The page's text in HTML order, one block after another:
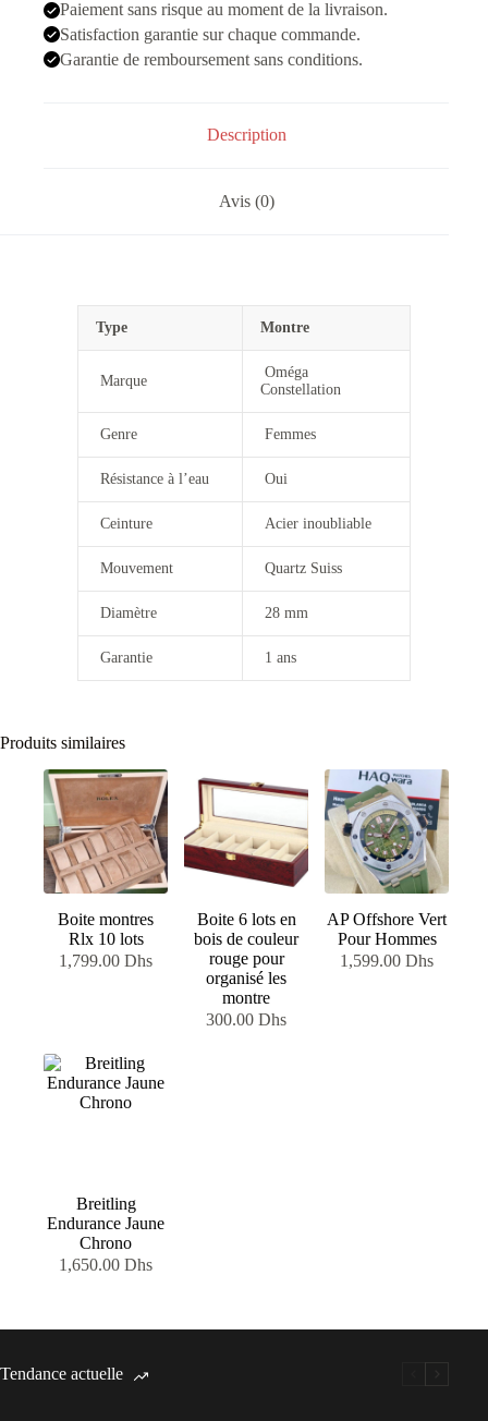
Paiement sans risque au moment de la livraison.
Satisfaction garantie sur chaque commande.
Garantie de remboursement sans conditions.
Description
Avis (0)
Type Montre
Marque
Oméga
Constellation
Genre Femmes
Résistance à l’eau Oui
Ceinture Acier inoubliable
Mouvement Quartz Suiss
Diamètre 28 mm
Garantie 1 ans
Produits similaires
Boite montres
Rlx 10 lots
1,799.00Dhs
Boite 6 lots en
bois de couleur
rouge pour
organisé les
montre
300.00Dhs
AP Offshore Vert
Pour Hommes
1,599.00Dhs
Breitling
Endurance Jaune
Chrono
1,650.00Dhs
Tendance actuelle